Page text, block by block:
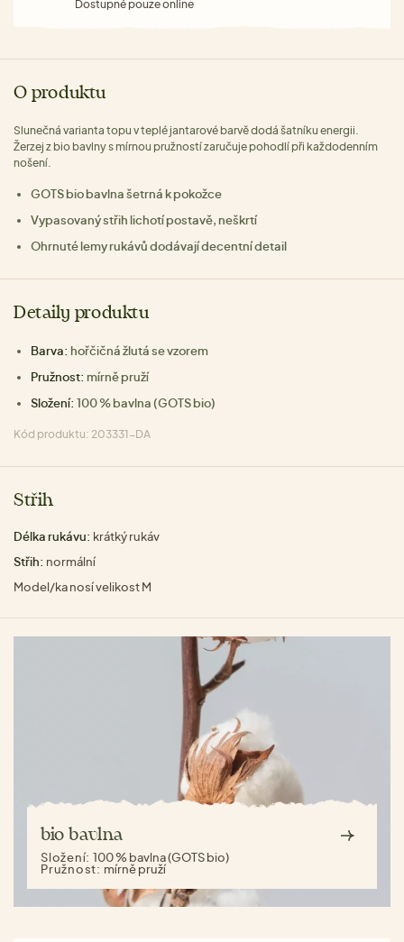
Dostupné pouze online
O produktu
Slunečná varianta topu v teplé jantarové barvě dodá šatníku energii.
Žerzej z bio bavlny s mírnou pružností zaručuje pohodlí při každodenním
nošení.
GOTS bio bavlna šetrná k pokožce
Vypasovaný střih lichotí postavě, neškrtí
Ohrnuté lemy rukávů dodávají decentní detail
Detaily produktu
Barva: hořčičná žlutá se vzorem
Pružnost: mírně pruží
Složení: 100 % bavlna (GOTS bio)
Kód produktu: 203331-DA
Střih
Délka rukávu: krátký rukáv
Střih: normální
Model/ka nosí velikost M
bio bavlna
Složení:100 % bavlna (GOTS bio)
Pružnost: mírně pruží